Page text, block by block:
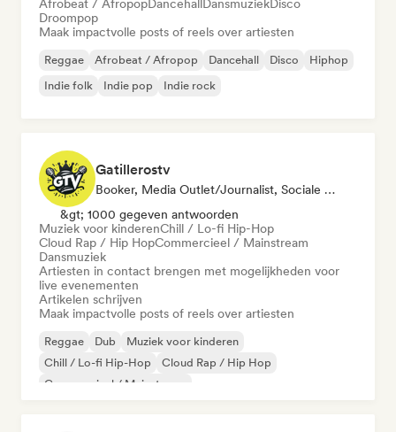
Afrobeat / AfropopDancehallDansmuziekDisco
Droompop
Maak impactvolle posts of reels over artiesten
Reggae Afrobeat / Afropop Dancehall Disco
Hiphop
Indie folk
Indie pop Indie rock
Gatillerostv
Booker, Media Outlet/Journalist, Sociale Media Beïnvloeder
&gt; 1000 gegeven antwoorden
Muziek voor kinderenChill / Lo-fi Hip-Hop
Cloud Rap / Hip HopCommercieel / Mainstream
Dansmuziek
Artiesten in contact brengen met mogelijkheden voor
live evenementen
Artikelen schrijven
Maak impactvolle posts of reels over artiesten
Reggae Dub
Muziek voor kinderen
Chill / Lo-fi Hip-Hop
Cloud Rap / Hip Hop
Commercieel / Mainstream